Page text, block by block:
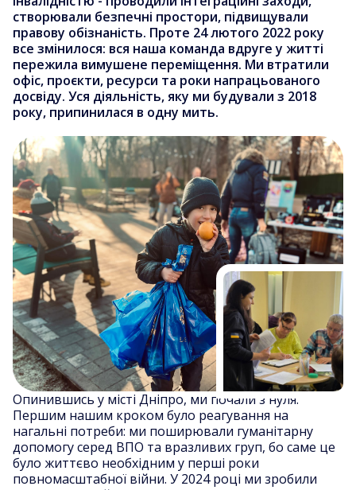
створювали безпечні простори, підвищували
правову обізнаність. Проте 24 лютого 2022 року
все змінилося: вся наша команда вдруге у житті
пережила вимушене переміщення. Ми втратили
офіс, проєкти, ресурси та роки напрацьованого
досвіду. Уся діяльність, яку ми будували з 2018
року, припинилася в одну мить.
Опинившись у місті Дніпро, ми почали з нуля.
Першим нашим кроком було реагування на
нагальні потреби: ми поширювали гуманітарну
допомогу серед ВПО та вразливих груп, бо саме це
було життєво необхідним у перші роки
повномасштабної війни. У 2024 році ми зробили